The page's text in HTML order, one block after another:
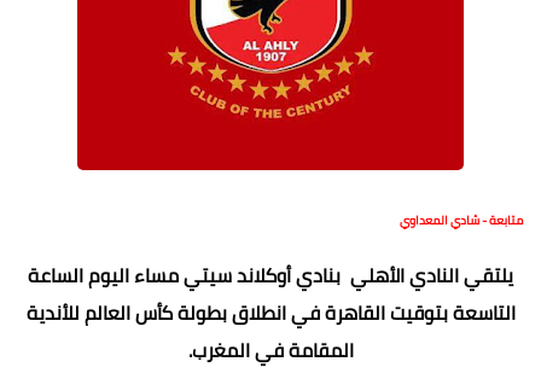
متابعة - شادي المعداوي
يلتقي النادي الأهلي بنادي أوكلاند سيتي مساء اليوم الساعة
التاسعة بتوقيت القاهرة في انطلاق بطولة كأس العالم للأندية
المقامة في المغرب.